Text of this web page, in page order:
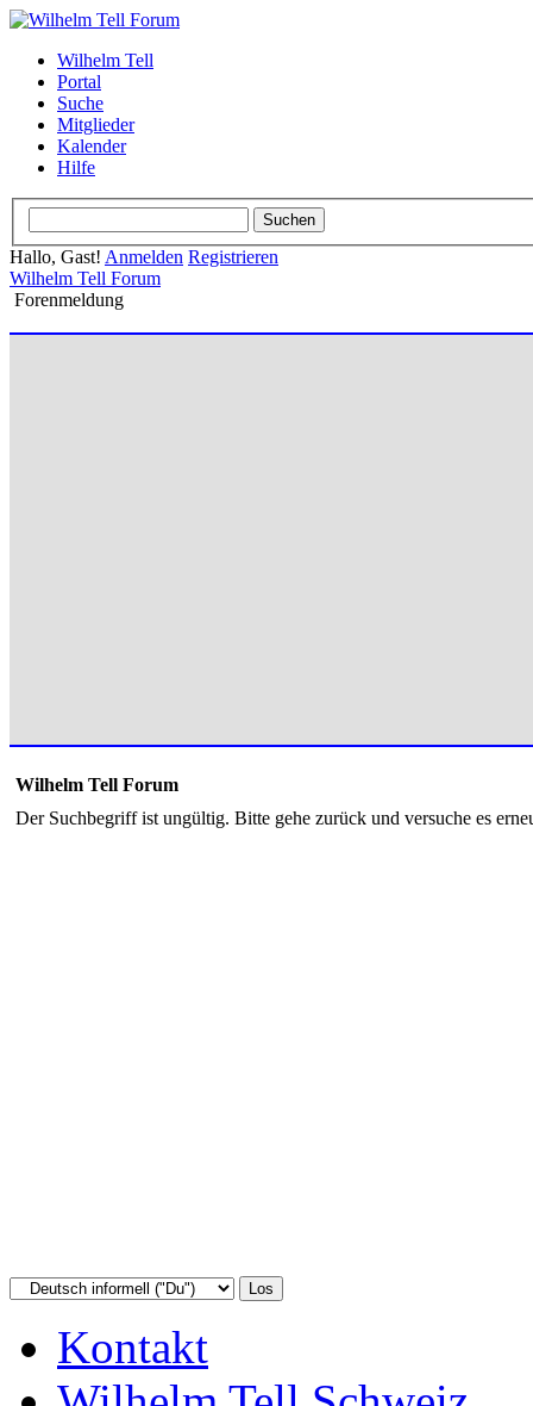
Wilhelm Tell
Portal
Suche
Mitglieder
Kalender
Hilfe
Hallo, Gast! Anmelden Registrieren
Wilhelm Tell Forum
Forenmeldung
Wilhelm Tell Forum
Der Suchbegriff ist ungültig. Bitte gehe zurück und versuche es
Kontakt